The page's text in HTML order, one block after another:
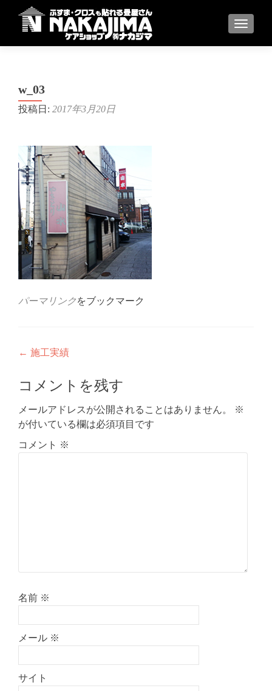
ナビゲ
w_03
投稿日: 2017年3月20日
パーマリンクをブックマーク
投
稿
ナ
ビ
ゲ
← 施工実績
コメントを残す
メールアドレスが公開されることはありません。
※
が付いている欄は必須項目です
コメント ※
名前 ※
メール ※
サイト